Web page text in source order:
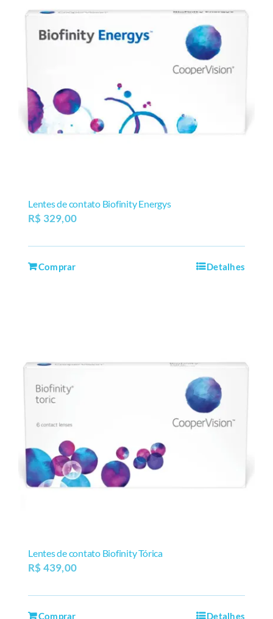
Lentes de contato Biofinity Energys
R$ 329,00
Comprar Detalhes
Lentes de contato Biofinity Tórica
R$439,00
Comprar Detalhes